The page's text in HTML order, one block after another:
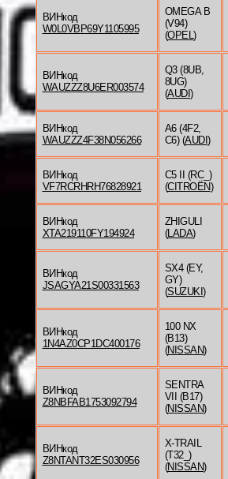
ВИНкод
W0L0VBP69Y1105995
OMEGA B
(V94)
(OPEL )
ВИНкод
WAUZZZ8U6ER003574
Q3 (8UB,
8UG)
(AUDI)
ВИНкод
WAUZZZ4F38N056266
A6 (4F2,
C6) (AUDI)
ВИНкод
VF7RCRHRH76828921
C5 II (RC_)
(CITROËN)
ВИНкод
XTA219110FY194924
ZHIGULI
(LADA)
ВИНкод
JSAGYA21S00331563
SX4 (EY,
GY)
(SUZUKI)
ВИНкод
1N4AZ0CP1DC400176
100 NX
(B13)
(NISSAN)
ВИНкод
Z8NBFAB1753092794
SENTRA
VII (B17)
(NISSAN)
ВИНкод
Z8NTANT32ES030956
X-TRAIL
(T32_)
(NISSAN)